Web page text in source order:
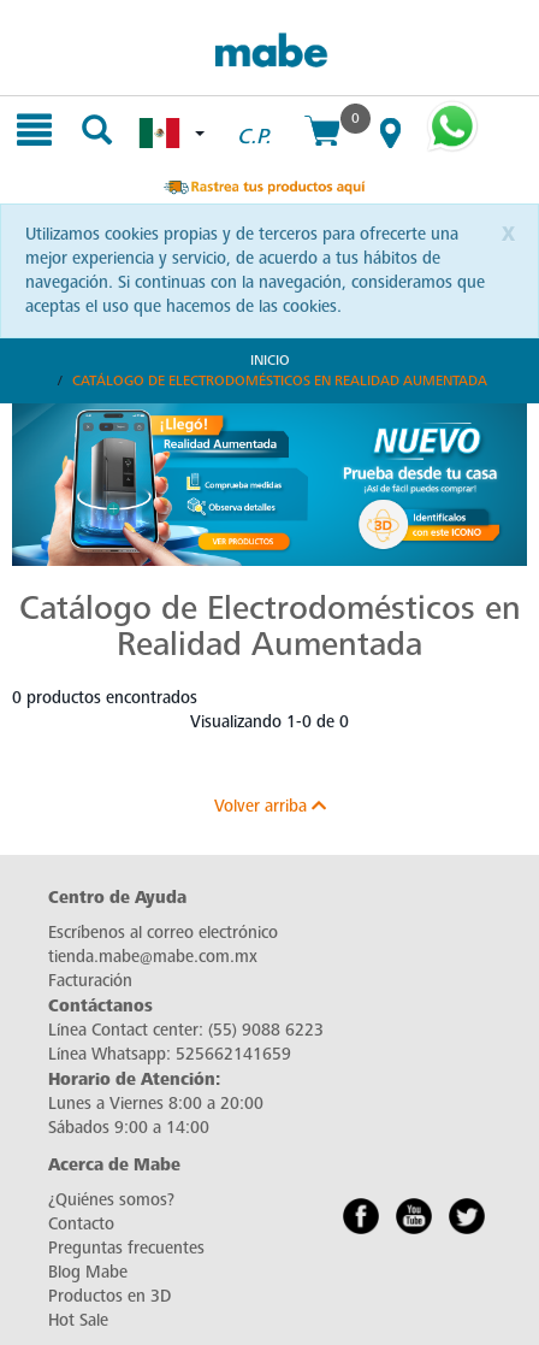
C.P.
0
x
Utilizamos cookies propias y de terceros para ofrecerte una
mejor experiencia y servicio, de acuerdo a tus hábitos de
navegación. Si continuas con la navegación, consideramos que
aceptas el uso que hacemos de las cookies.
INICIO
CATÁLOGO DE ELECTRODOMÉSTICOS EN REALIDAD AUMENTADA
Catálogo de Electrodomésticos en
Realidad Aumentada
0 productos encontrados
Visualizando 1-0 de 0
Volver arriba
Centro de Ayuda
Escríbenos al correo electrónico
tienda.mabe@mabe.com.mx
Facturación
Contáctanos
Línea Contact center: (55) 9088 6223
Línea Whatsapp: 525662141659
Horario de Atención:
Lunes a Viernes 8:00 a 20:00
Sábados 9:00 a 14:00
Acerca de Mabe
¿Quiénes somos?
Contacto
Preguntas frecuentes
Blog Mabe
Productos en 3D
Hot Sale